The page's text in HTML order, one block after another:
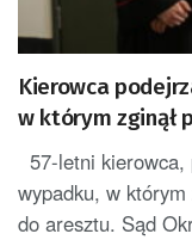
Kierowca
w którym zginął
aresztu
57-letni
wypadku, w którym
do aresztu. Sąd